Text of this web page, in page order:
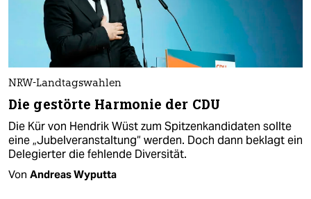
NRW-Landtagswahlen
Die gestörte Harmonie der CDU
Die Kür von Hendrik Wüst zum Spitzenkandidaten sollte
eine „Jubelveranstaltung“ werden. Doch dann beklagt ein
Delegierter die fehlende Diversität.
Von Andreas Wyputta